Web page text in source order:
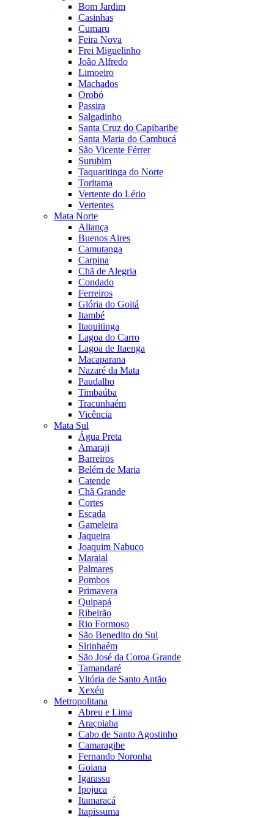
Bom Jardim
Casinhas
Cumaru
Feira Nova
Frei Miguelinho
João Alfredo
Limoeiro
Machados
Orobó
Passira
Salgadinho
Santa Cruz do Capibaribe
Santa Maria do Cambucá
São Vicente Férrer
Surubim
Taquaritinga do Norte
Toritama
Vertente do Lério
Vertentes
Mata Norte
Aliança
Buenos Aires
Camutanga
Carpina
Chã de Alegria
Condado
Ferreiros
Glória do Goitá
Itambé
Itaquitinga
Lagoa do Carro
Lagoa de Itaenga
Macaparana
Nazaré da Mata
Paudalho
Timbaúba
Tracunhaém
Vicência
Mata Sul
Água Preta
Amaraji
Barreiros
Belém de Maria
Catende
Chã Grande
Cortes
Escada
Gameleira
Jaqueira
Joaquim Nabuco
Maraial
Palmares
Pombos
Primavera
Quipapá
Ribeirão
Rio Formoso
São Benedito do Sul
Sirinhaém
São José da Coroa Grande
Tamandaré
Vitória de Santo Antão
Xexéu
Metropolitana
Abreu e Lima
Araçoiaba
Cabo de Santo Agostinho
Camaragibe
Fernando Noronha
Goiana
Igarassu
Ipojuca
Itamaracá
Itapissuma